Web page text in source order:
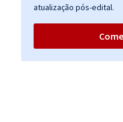
atualização pós-edital.